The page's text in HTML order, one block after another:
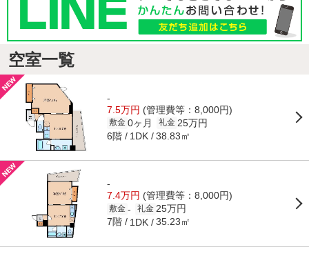
空室一覧
-
7.5万円 (管理費等：8,000円)
敷金 0ヶ月 礼金 25万円
6階 1DK 38.83㎡
-
7.4万円 (管理費等：8,000円)
敷金 - 礼金 25万円
7階 1DK 35.23㎡